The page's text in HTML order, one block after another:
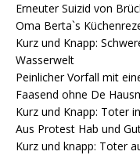
Erneuter Suizid von
Oma Berta`s
Kurz und Knapp:
Wasserwelt
Peinlicher Vorfall mit
Faasend ohne De
Kurz und Knapp: Toter
Aus Protest Hab und
Kurz und knapp: Toter